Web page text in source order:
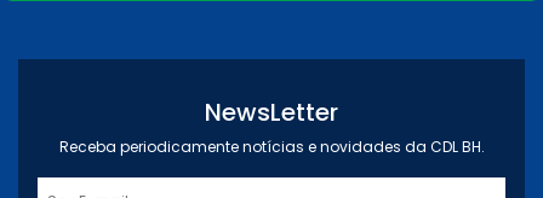
NewsLetter
Receba periodicamente notícias e novidades da CDL BH.